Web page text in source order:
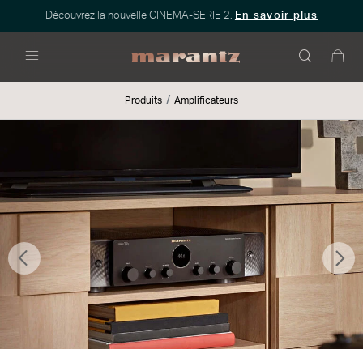
Découvrez la nouvelle CINEMA-SERIE 2. En savoir plus
Produits Amplificateurs
Précédent